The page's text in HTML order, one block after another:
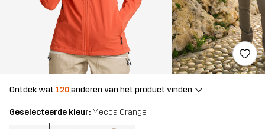
Ontdek wat 120anderen van het product vinden
Geselecteerde kleur: Mecca Orange